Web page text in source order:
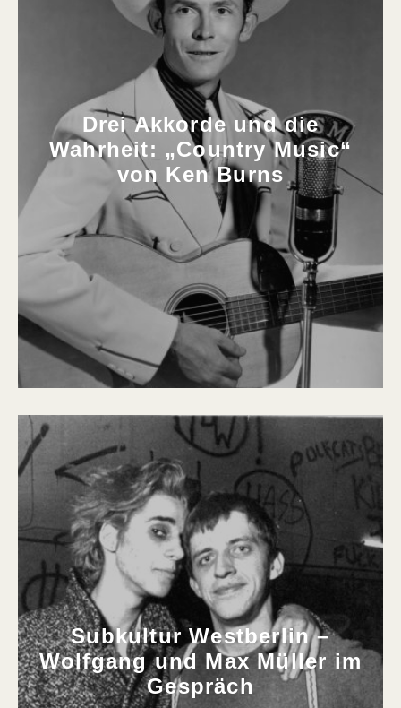
Drei Akkorde und die
Wahrheit: „Country Music“
von Ken Burns
Subkultur Westberlin –
Wolfgang und Max Müller im
Gespräch